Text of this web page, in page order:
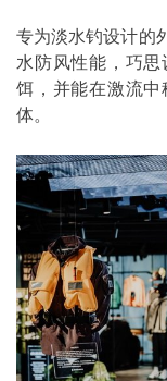
专为淡水钓设计的
水防风性能，巧思
饵，并能在激流
体。